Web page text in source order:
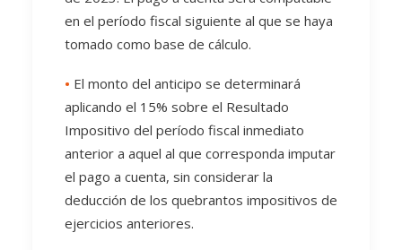
en el período fiscal siguiente al que se haya
tomado como base de cálculo.
• El monto del anticipo se determinará
aplicando el 15% sobre el Resultado
Impositivo del período fiscal inmediato
anterior a aquel al que corresponda imputar
el pago a cuenta, sin considerar la
deducción de los quebrantos impositivos de
ejercicios anteriores.